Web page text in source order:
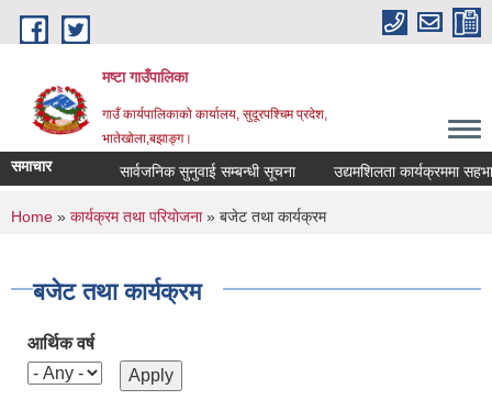
Skip to main content
मष्टा गाउँपालिका
गाउँ कार्यपालिकाको कार्यालय, सुदूरपश्चिम प्रदेश,
भातेखोला,बझाङ्ग।
समाचार सार्वजनिक सुनुवाई सम्बन्धी सूचना उद्यमशिलता कार्यक्रममा
You are here
Home » कार्यक्रम तथा परियोजना» बजेट तथा कार्यक्रम
बजेट तथा कार्यक्रम
आर्थिक वर्ष